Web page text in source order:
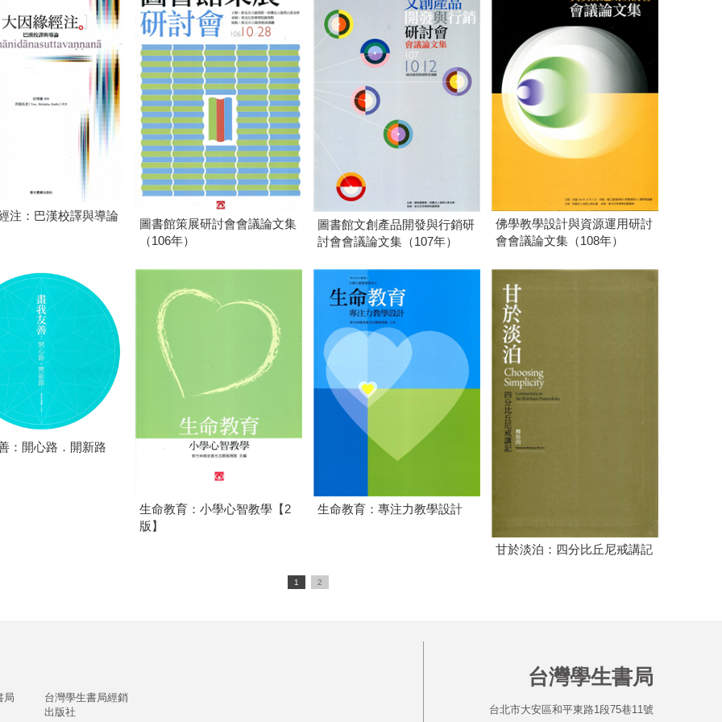
注：巴漢校譯與導論
圖書館策展研討會會議論文集
（106年）
圖書館文創產品開發與行銷研
討會會議論文集（107年）
佛學教學設計與資源運用研討
會會議論文集（108年）
：開心路．開新路
生命教育：小學心智教學【2
版】
生命教育：專注力教學設計
甘於淡泊：四分比丘尼戒講記
1 2
局
台灣學生書局經銷
出版社
台灣學生書局
台北市大安區和平東路1段75巷11號